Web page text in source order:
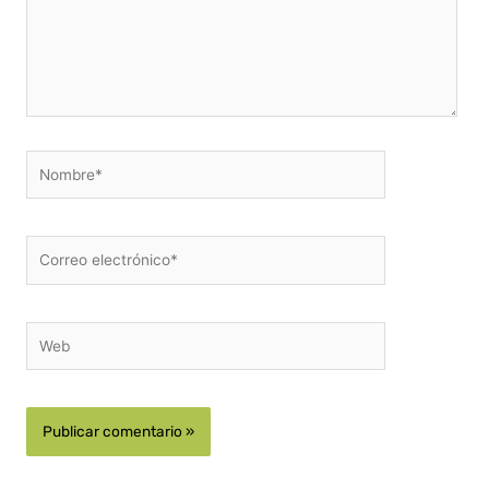
electrónico*